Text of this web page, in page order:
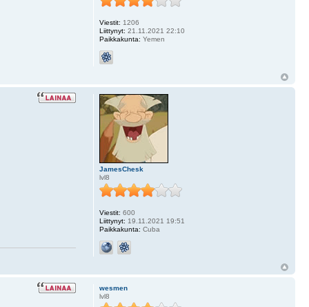
Viestit: 1206
Liittynyt: 21.11.2021 22:10
Paikkakunta: Yemen
JamesChesk
lvl8
Viestit: 600
Liittynyt: 19.11.2021 19:51
Paikkakunta: Cuba
wesmen
lvl8